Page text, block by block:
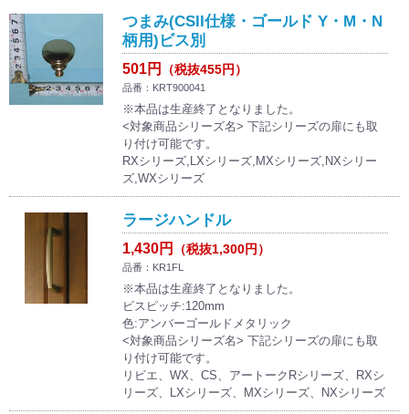
つまみ(CSII仕様・ゴールド Y・M・N
柄用)ビス別
501円 （税抜455円）
品番：KRT900041
※本品は生産終了となりました。
<対象商品シリーズ名> 下記シリーズの扉にも取
り付け可能です。
RXシリーズ,LXシリーズ,MXシリーズ,NXシリー
ズ,WXシリーズ
ラージハンドル
1,430円 （税抜1,300円）
品番：KR1FL
※本品は生産終了となりました。
ビスピッチ:120mm
色:アンバーゴールドメタリック
<対象商品シリーズ名> 下記シリーズの扉にも取
り付け可能です。
リビエ、WX、CS、アートークRシリーズ、RXシ
リーズ、LXシリーズ、MXシリーズ、NXシリーズ